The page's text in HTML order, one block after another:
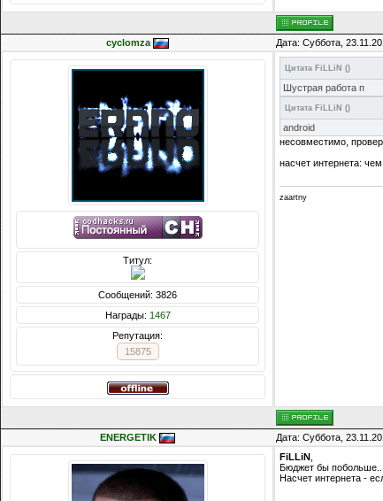
cyclomza Дата: Суббота,
Титул:
Сообщений: 3826
Награды: 1467
Репутация:
15875
Цитата FiLLiN ()
Шустрая работа п
Цитата FiLLiN ()
android
несовместимо,
насчет интернета:
zaartny
ENERGETIK Дата: Суббота,
FiLLiN
Бюджет бы
Насчет интернета -